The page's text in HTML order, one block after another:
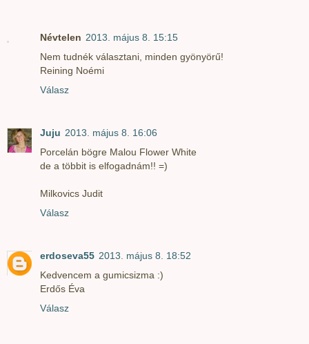
Névtelen 2013. május 8. 15:15
Nem tudnék választani, minden gyönyörű!
Reining Noémi
Válasz
Juju 2013. május 8. 16:06
Porcelán bögre Malou Flower White
de a többit is elfogadnám!! =)
Milkovics Judit
Válasz
erdoseva55 2013. május 8. 18:52
Kedvencem a gumicsizma :)
Erdős Éva
Válasz